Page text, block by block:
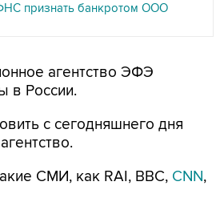
признать банкротом ООО
агентство ЭФЭ
в России.
с сегодняшнего дня
СМИ, как RAI, BBC, CNN,